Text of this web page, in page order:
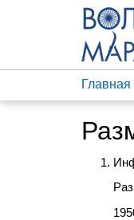
Главная